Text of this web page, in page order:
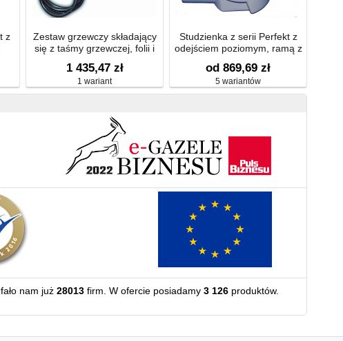
z
Zestaw grzewczy składający
się z taśmy grzewczej, folii i
230 V
1 435,47 zł
1 wariant
Studzienka z serii Perfekt z
odejściem poziomym, ramą z
244x244mm
od 869,69 zł
5 wariantów
nam już 28013 firm. W ofercie posiadamy 3 126 produktów.